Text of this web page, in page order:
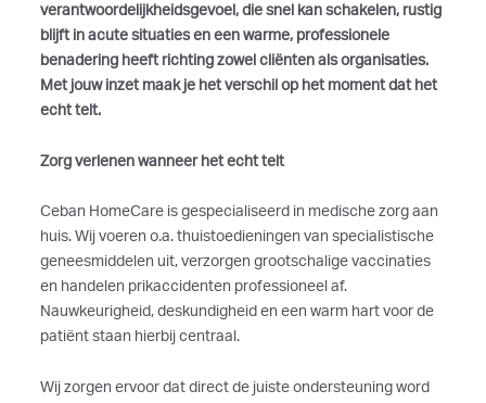
verantwoordelijkheidsgevoel, die snel kan schakelen, rustig
blijft in acute situaties en een warme, professionele
benadering heeft richting zowel cliënten als organisaties.
Met jouw inzet maak je het verschil op het moment dat het
echt telt.
Zorg verlenen wanneer het echt telt
Ceban HomeCare is gespecialiseerd in medische zorg aan
huis. Wij voeren o.a. thuistoedieningen van specialistische
geneesmiddelen uit, verzorgen grootschalige vaccinaties
en handelen prikaccidenten professioneel af.
Nauwkeurigheid, deskundigheid en een warm hart voor de
patiënt staan hierbij centraal.
Wij zorgen ervoor dat direct de juiste ondersteuning word